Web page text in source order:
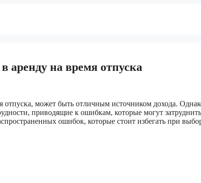
аренду на время отпуска
может быть отличным источником дохода.
приводящие к ошибкам, которые могут затруднить
ошибок, которые стоит избегать при